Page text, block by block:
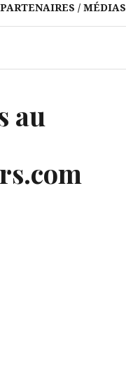
PARTENAIRES / MÉDIAS
au